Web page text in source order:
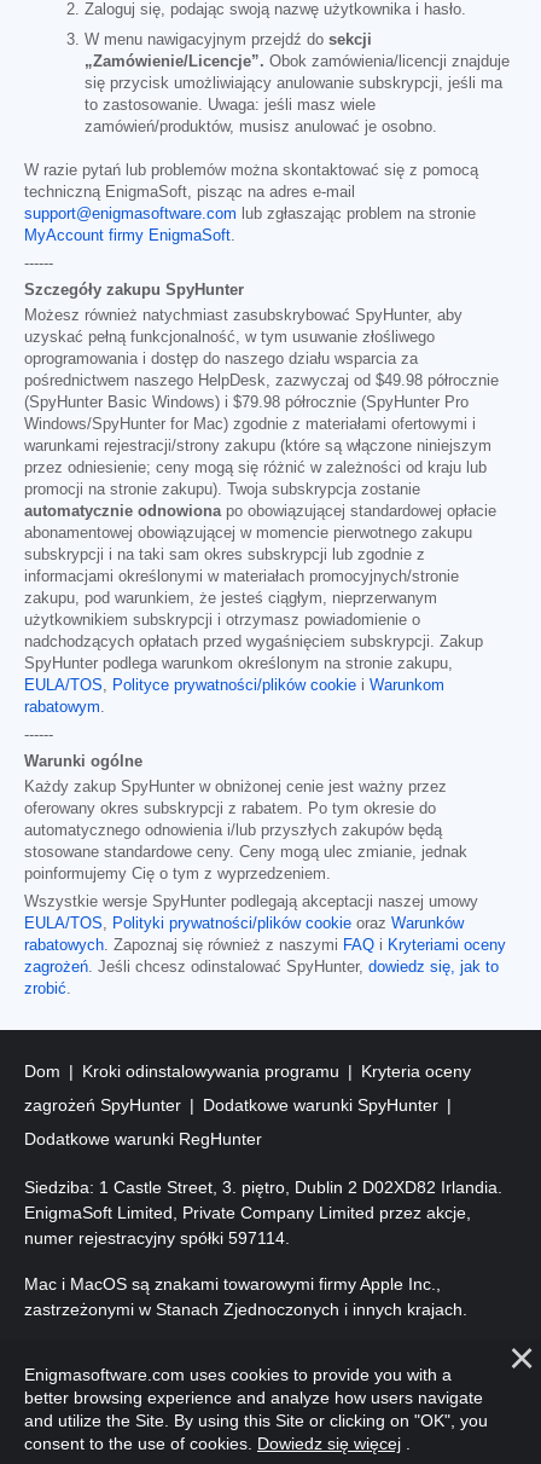
Zaloguj się, podając swoją nazwę użytkownika i hasło.
W menu nawigacyjnym przejdź do sekcji
„Zamówienie/Licencje”. Obok zamówienia/licencji znajduje
się przycisk umożliwiający anulowanie subskrypcji, jeśli ma
to zastosowanie. Uwaga: jeśli masz wiele
zamówień/produktów, musisz anulować je osobno.
W razie pytań lub problemów można skontaktować się z pomocą
techniczną EnigmaSoft, pisząc na adres e-mail
support@enigmasoftware.com lub zgłaszając problem na stronie
MyAccount firmy EnigmaSoft
------
Szczegóły zakupu SpyHunter
Możesz również natychmiast zasubskrybować SpyHunter, aby
uzyskać pełną funkcjonalność, w tym usuwanie złośliwego
oprogramowania i dostęp do naszego działu wsparcia za
pośrednictwem naszego HelpDesk, zazwyczaj od $49.98 półrocznie
(SpyHunter Basic Windows) i $79.98 półrocznie (SpyHunter Pro
Windows/SpyHunter for Mac) zgodnie z materiałami ofertowymi i
warunkami rejestracji/strony zakupu (które są włączone niniejszym
przez odniesienie; ceny mogą się różnić w zależności od kraju lub
promocji na stronie zakupu). Twoja subskrypcja zostanie
automatycznie odnowiona po obowiązującej standardowej opłacie
abonamentowej obowiązującej w momencie pierwotnego zakupu
subskrypcji i na taki sam okres subskrypcji lub zgodnie z
informacjami określonymi w materiałach promocyjnych/stronie
zakupu, pod warunkiem, że jesteś ciągłym, nieprzerwanym
użytkownikiem subskrypcji i otrzymasz powiadomienie o
nadchodzących opłatach przed wygaśnięciem subskrypcji. Zakup
SpyHunter podlega warunkom określonym na stronie zakupu,
EULA/TOS
Polityce prywatności/plików cookie i Warunkom
rabatowym
------
Warunki ogólne
Każdy zakup SpyHunter w obniżonej cenie jest ważny przez
oferowany okres subskrypcji z rabatem. Po tym okresie do
automatycznego odnowienia i/lub przyszłych zakupów będą
stosowane standardowe ceny. Ceny mogą ulec zmianie, jednak
poinformujemy Cię o tym z wyprzedzeniem.
Wszystkie wersje SpyHunter podlegają akceptacji naszej umowy
EULA/TOS
Polityki prywatności/plików cookie oraz Warunków
rabatowych . Zapoznaj się również z naszymi FAQ i Kryteriami oceny
zagrożeń . Jeśli chcesz odinstalować SpyHunter, dowiedz się, jak to
zrobić
Dom Kroki odinstalowywania programu
Kryteria oceny
zagrożeń SpyHunter
Dodatkowe warunki SpyHunter
Dodatkowe warunki RegHunter
Siedziba: 1 Castle Street, 3. piętro, Dublin 2 D02XD82 Irlandia.
EnigmaSoft Limited, Private Company Limited przez akcje,
numer rejestracyjny spółki 597114.
Mac i MacOS są znakami towarowymi firmy Apple Inc.,
zastrzeżonymi w Stanach Zjednoczonych i innych krajach.
zastrzeżone.
Enigmasoftware.com uses cookies to provide you with a
better browsing experience and analyze how users navigate
and utilize the Site. By using this Site or clicking on "OK", you
consent to the use of cookies. Dowiedz się więcej